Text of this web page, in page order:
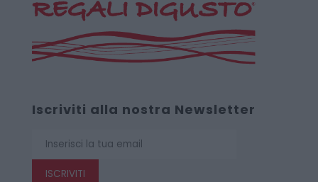
Iscriviti alla nostra Newsletter
ISCRIVITI